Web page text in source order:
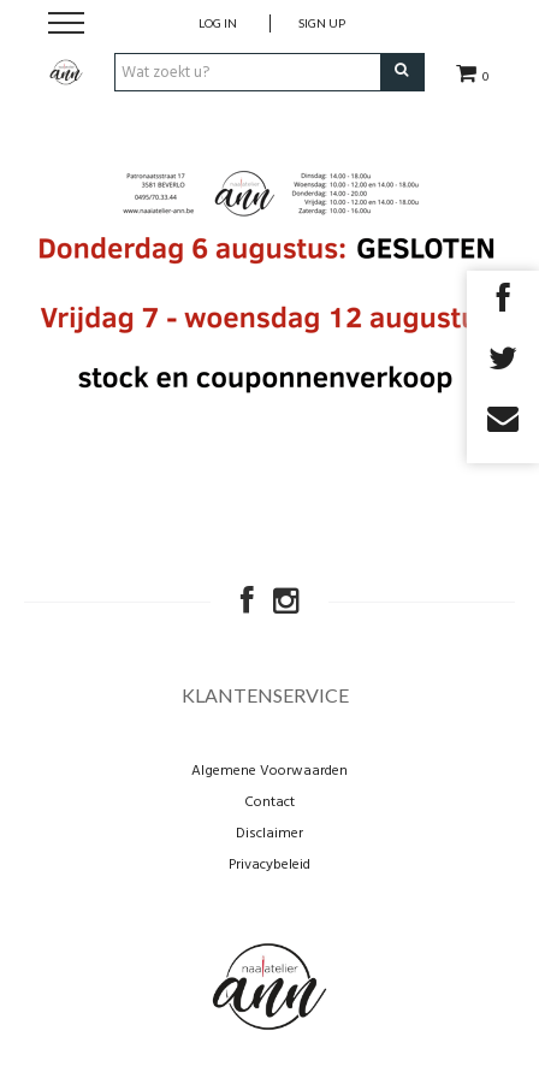
0
LOG IN SIGN UP
Uit magazines
COUPONS
Fournituren
Benodigdheden
KLANTENSERVICE
Algemene Voorwaarden
Contact
Disclaimer
Privacybeleid